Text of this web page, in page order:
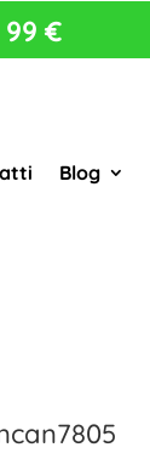
99 €
Blog